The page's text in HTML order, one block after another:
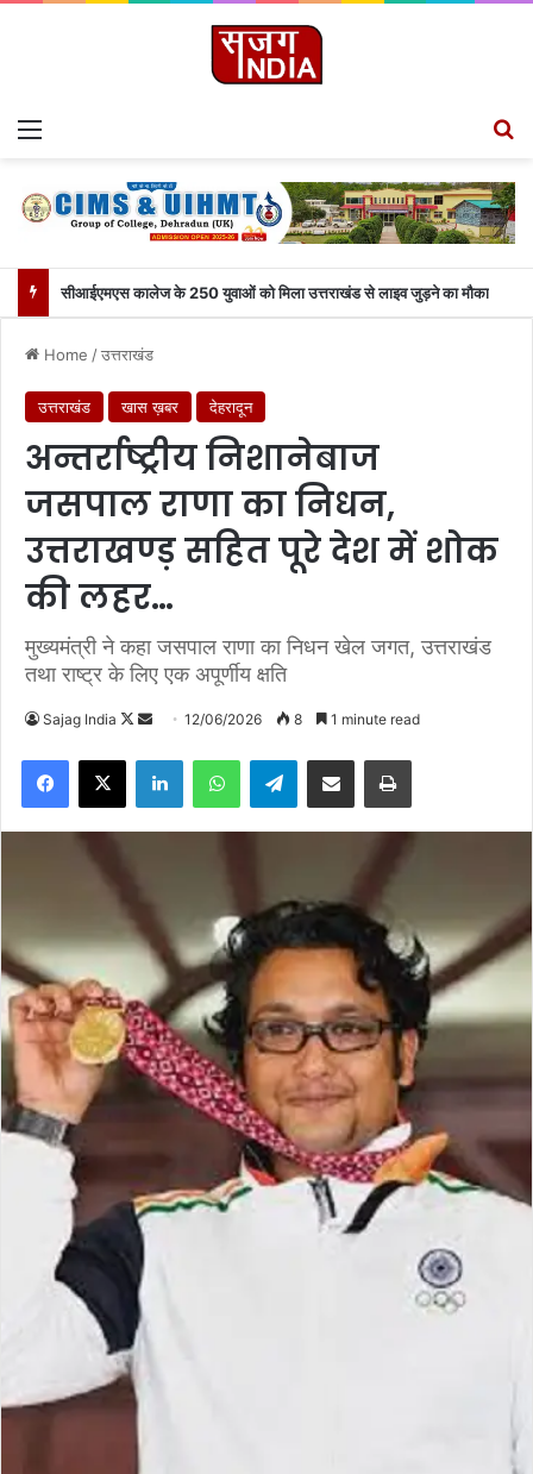
सीआईएमएस कालेज के 250 युवाओं को मिला उत्तराखंड से लाइव जुड़ने का मौका
Home /उत्तराखंड
उत्तराखंड खास ख़बर देहरादून
अन्तर्राष्ट्रीय निशानेबाज
जसपाल राणा का निधन,
उत्तराखण्ड़ सहित पूरे देश में शोक
की लहर…
मुख्यमंत्री ने कहा जसपाल राणा का निधन खेल जगत, उत्तराखंड
तथा राष्ट्र के लिए एक अपूर्णीय क्षति
Sajag India
F
l
o
X
n
d
a
a
i
l
12/06/2026 8 1 minute read
Telegram